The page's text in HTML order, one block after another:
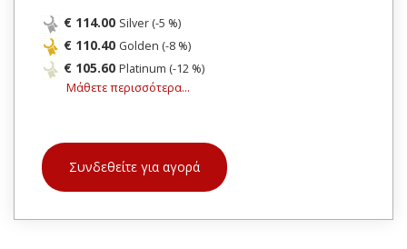
€ 114.00 Silver (-5 %)
€ 110.40 Golden (-8 %)
€ 105.60 Platinum (-12 %)
Μάθετε περισσότερα...
Συνδεθείτε για αγορά